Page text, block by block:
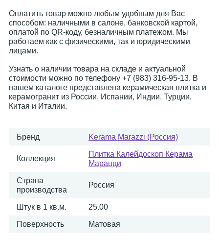
Оплатить товар можно любым удобным для Вас
способом: наличными в салоне, банковской картой,
оплатой по QR-коду, безналичным платежом. Мы
работаем как с физическими, так и юридическими
лицами.
Узнать о наличии товара на складе и актуальной
стоимости можно по телефону +7 (983) 316-95-13. В
нашем каталоге представлена керамическая плитка и
керамогранит из России, Испании, Индии, Турции,
Китая и Италии.
Бренд Kerama Marazzi (Россия)
Коллекция
Плитка Калейдоскоп Керама
Марацци
Страна
производства
Россия
Штук в 1 кв.м. 25.00
Поверхность Матовая